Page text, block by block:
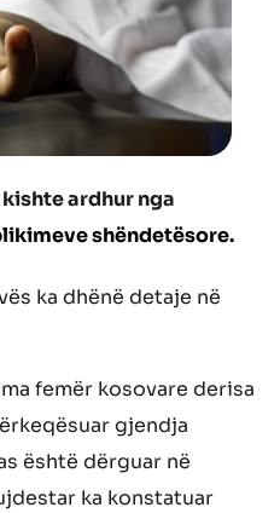
ardhur nga
shëndetësore.
ka dhënë detaje në
femër kosovare derisa
gjendja
është dërguar në
ka konstatuar